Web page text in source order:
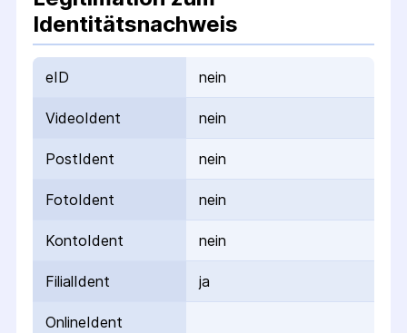
Identitätsnachweis
eID nein
VideoIdent nein
PostIdent nein
FotoIdent nein
KontoIdent nein
FilialIdent ja
OnlineIdent